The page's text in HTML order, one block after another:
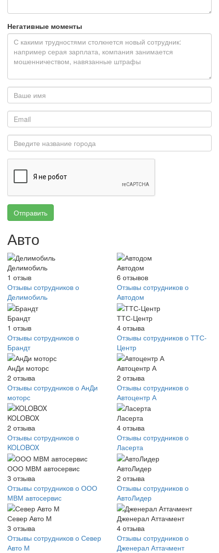
Негативные моменты
Отправить
Авто
Делимобиль
1 отзыв
Отзывы сотрудников о
Делимобиль
Автодом
6 отзывов
Отзывы сотрудников о
Автодом
Брандт
1 отзыв
Отзывы сотрудников о
Брандт
ТТС-Центр
4 отзыва
Отзывы сотрудников о ТТС-
Центр
АнДи моторс
2 отзыва
Отзывы сотрудников о АнДи
моторс
Автоцентр А
2 отзыва
Отзывы сотрудников о
Автоцентр А
KOLOBOX
2 отзыва
Отзывы сотрудников о
KOLOBOX
Ласерта
4 отзыва
Отзывы сотрудников о
Ласерта
ООО МВМ автосервис
3 отзыва
Отзывы сотрудников о ООО
МВМ автосервис
АвтоЛидер
2 отзыва
Отзывы сотрудников о
АвтоЛидер
Север Авто М
3 отзыва
Отзывы сотрудников о Север
Авто М
Дженерал Аттачмент
4 отзыва
Отзывы сотрудников о
Дженерал Аттачмент